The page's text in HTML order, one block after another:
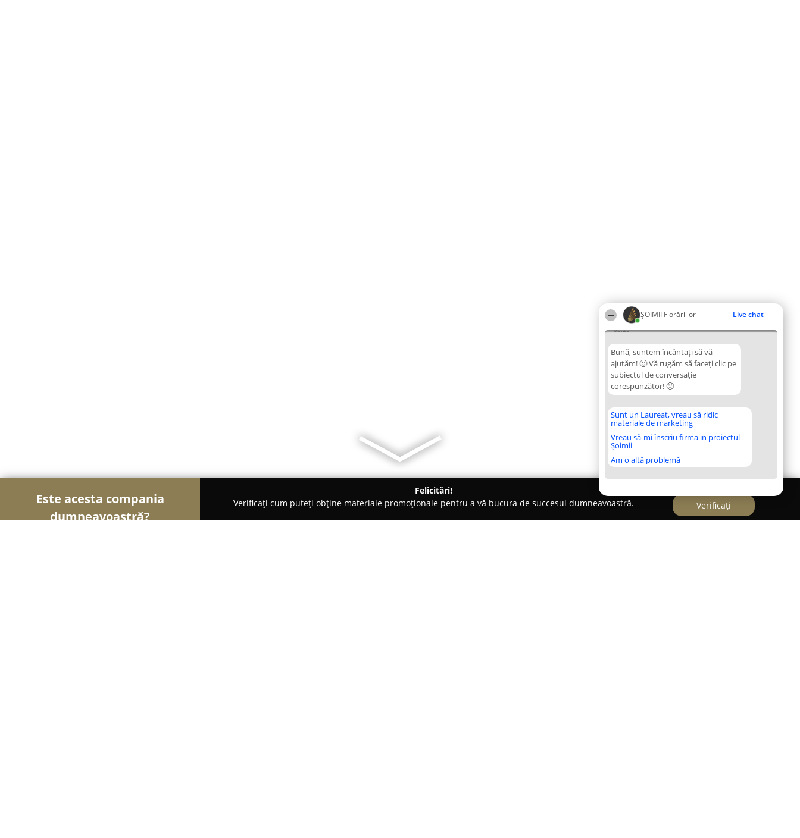
ȘOIMII Florăriilor Live chat
03:25
Bună, suntem încântați să vă
ajutăm! 🙂 Vă rugăm să faceți clic pe
subiectul de conversație
corespunzător! 🙂
Sunt un Laureat, vreau să ridic
materiale de marketing
Vreau să-mi înscriu firma in proiectul
Șoimii
Am o altă problemă
Este acesta compania
dumneavoastră?
Felicitări!
Verificați cum puteți obține materiale promoționale pentru a vă bucura de succesul dumneavoastră.
Verificați